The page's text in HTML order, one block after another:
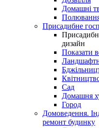
Домашні
Присадибне
дизайн
Показати
Сад
Домашня
Город
Домоведення.
ремонт будинку